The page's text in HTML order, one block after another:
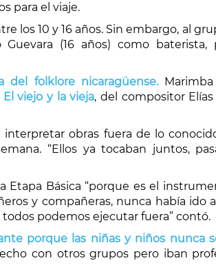
para el viaje.
los 10 y 16 años. Sin embargo, al
(16 años) como
del folklore nicaragüense.Marimba
El viejo y la vieja, del compositor
obras fuera de lo
“Ellos ya tocaban juntos,
Etapa Básica “porque es el
y compañeras, nunca había ido
podemos ejecutar fuera” contó.
porque las niñas y niños nunca
con otros grupos pero iban